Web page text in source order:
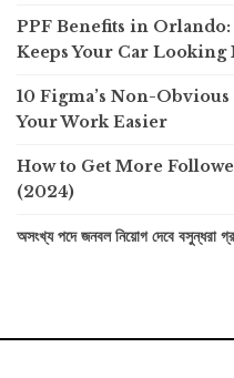
PPF Benefits in
Keeps Your Car Looking
10 Figma’s Non-
Your Work Easier
How to Get More
(2024)
অসংখ্য পদে জনবল নিয়োগ দেবে বসুন্ধরা